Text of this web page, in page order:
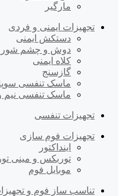
مارگیر
تجهیزات ایمنی و فردی
دستکش ایمنی
دوش و چشم شور
کلاه ایمنی
گازسنج
ماسک تنفسی
ماسک تنفسی نیم
تجهیزات تنفسی
تجهیزات فوم سازی
اینداکتور
توربکس و مینی
موبایل فوم
تناسب ساز فوم و